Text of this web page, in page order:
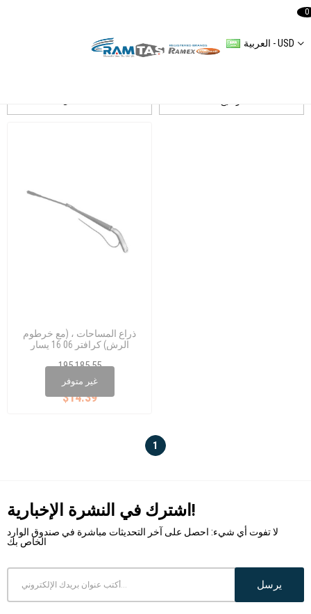
العربية - USD
0
غير متوفر
ذراع المساحات ، (مع خرطوم
الرش) كرافتر 06 16 يسار
195 185 55
$14.39
2E0 955 401 B
1
اشترك في النشرة الإخبارية!
لا تفوت أي شيء: احصل على آخر التحديثات مباشرة في صندوق الوارد
الخاص بك
يرسل